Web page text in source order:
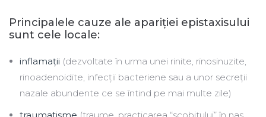
Principalele cauze ale apariției epistaxisului
sunt cele locale:
inflamații (dezvoltate în urma unei rinite, rinosinuzite,
rinoadenoidite, infecții bacteriene sau a unor secreții
nazale abundente ce se întind pe mai multe zile)
traumatisme (traume, practicarea “scobitului” în nas,